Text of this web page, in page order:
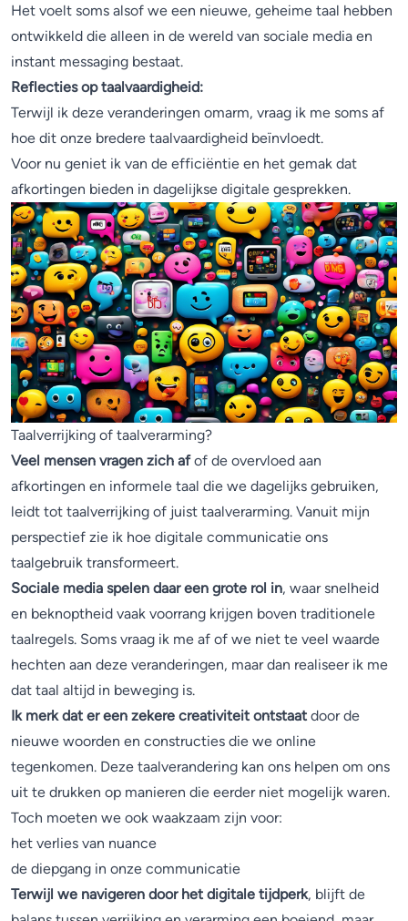
Het voelt soms alsof we een nieuwe, geheime taal hebben
ontwikkeld die alleen in de wereld van sociale media en
instant messaging bestaat.
Reflecties op taalvaardigheid:
Terwijl ik deze veranderingen omarm, vraag ik me soms af
hoe dit onze bredere taalvaardigheid beïnvloedt.
Voor nu geniet ik van de efficiëntie en het gemak dat
afkortingen bieden in dagelijkse digitale gesprekken.
Taalverrijking of taalverarming?
Veel mensen vragen zich afof de overvloed aan
afkortingen en informele taal die we dagelijks gebruiken,
leidt tot taalverrijking of juist taalverarming. Vanuit mijn
perspectief zie ik hoe digitale communicatie ons
taalgebruik transformeert.
Sociale media spelen daar een grote rol in, waar snelheid
en beknoptheid vaak voorrang krijgen boven traditionele
taalregels. Soms vraag ik me af of we niet te veel waarde
hechten aan deze veranderingen, maar dan realiseer ik me
dat taal altijd in beweging is.
Ik merk dat er een zekere creativiteit ontstaatdoor de
nieuwe woorden en constructies die we online
tegenkomen. Deze taalverandering kan ons helpen om ons
uit te drukken op manieren die eerder niet mogelijk waren.
Toch moeten we ook waakzaam zijn voor:
het verlies van nuance
de diepgang in onze communicatie
Terwijl we navigeren door het digitale tijdperk, blijft de